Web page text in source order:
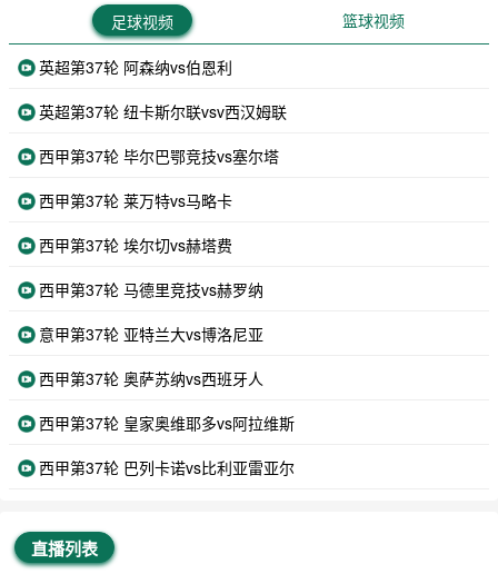
足球视频 篮球视频
英超第37轮 阿森纳vs伯恩利
英超第37轮 纽卡斯尔联vsv西汉姆联
西甲第37轮 毕尔巴鄂竞技vs塞尔塔
西甲第37轮 莱万特vs马略卡
西甲第37轮 埃尔切vs赫塔费
西甲第37轮 马德里竞技vs赫罗纳
意甲第37轮 亚特兰大vs博洛尼亚
西甲第37轮 奥萨苏纳vs西班牙人
西甲第37轮 皇家奥维耶多vs阿拉维斯
西甲第37轮 巴列卡诺vs比利亚雷亚尔
直播列表